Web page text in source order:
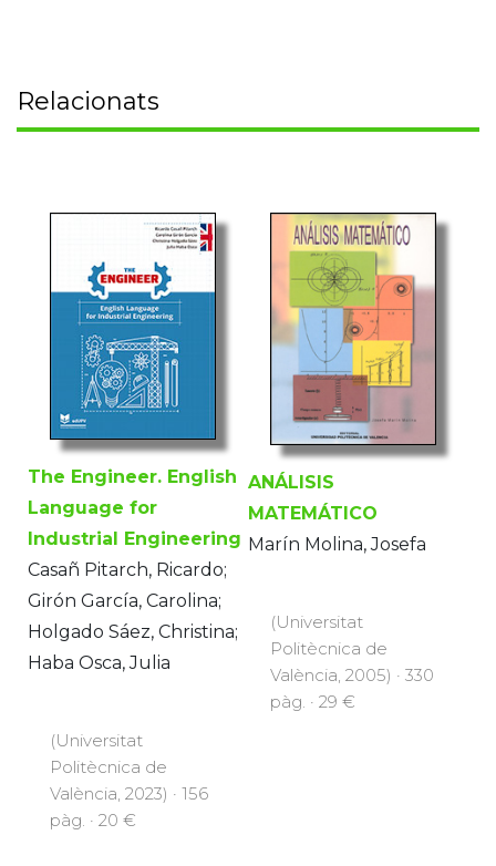
Relacionats
The Engineer. English
Language for
Industrial Engineering
Casañ Pitarch, Ricardo;
Girón García, Carolina;
Holgado Sáez, Christina;
Haba Osca, Julia
(Universitat
Politècnica de
València, 2023) · 156
pàg. · 20 €
ANÁLISIS
MATEMÁTICO
Marín Molina, Josefa
(Universitat
Politècnica de
València, 2005) · 330
pàg. · 29 €